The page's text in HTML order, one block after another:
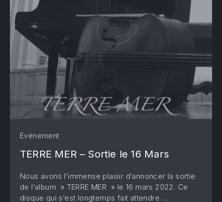
Evènement
TERRE MER – Sortie le 16 Mars
Nous avons l’immense plaisir d’annoncer la sortie
de l’album » TERRE MER » le 16 mars 2022. Ce
disque qui s’est longtemps fait attendre …